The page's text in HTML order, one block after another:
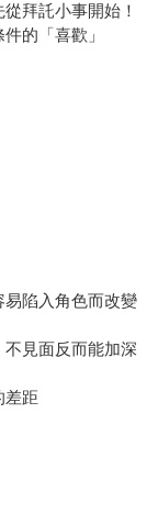
拜託小事開始！
的「喜歡」
陷入角色而改變
見面反而能加深
差距